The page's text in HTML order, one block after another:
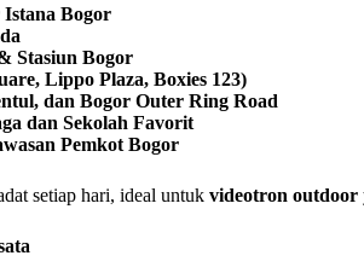
Bogor
Stasiun Bogor
Lippo Plaza, Boxies 123)
dan Bogor Outer Ring Road
dan Sekolah Favorit
Pemkot Bogor
setiap hari, ideal untuk videotron outdoor